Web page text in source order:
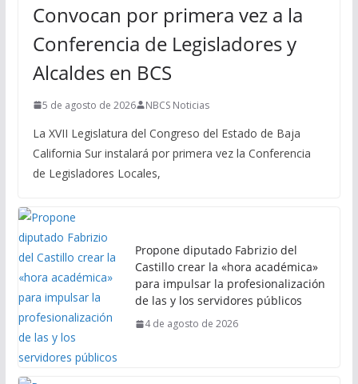
Convocan por primera vez a la
Conferencia de Legisladores y
Alcaldes en BCS
5 de agosto de 2026 NBCS Noticias
La XVII Legislatura del Congreso del Estado de Baja
California Sur instalará por primera vez la Conferencia
de Legisladores Locales,
Propone diputado Fabrizio del
Castillo crear la «hora académica»
para impulsar la profesionalización
de las y los servidores públicos
4 de agosto de 2026